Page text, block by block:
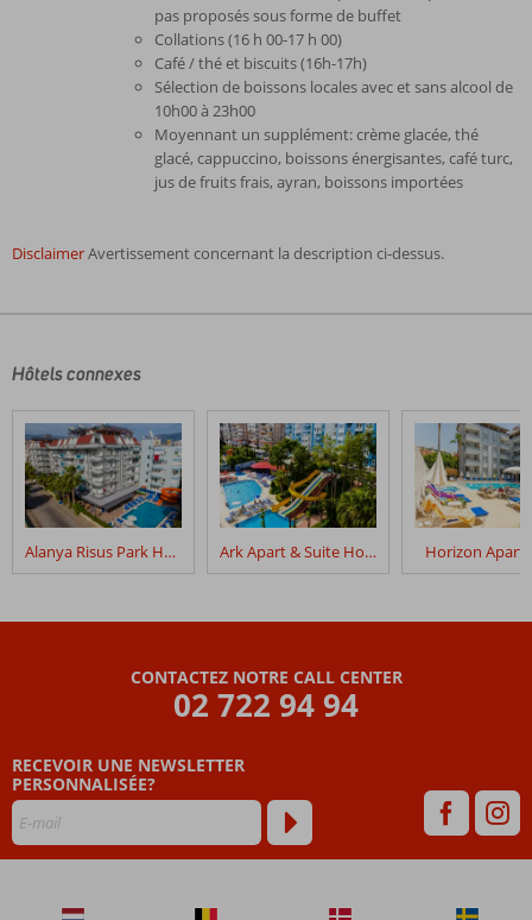
pas proposés sous forme de buffet
Collations (16 h 00-17 h 00)
Café / thé et biscuits (16h-17h)
Sélection de boissons locales avec et sans alcool de
10h00 à 23h00
Moyennant un supplément: crème glacée, thé
glacé, cappuccino, boissons énergisantes, café turc,
jus de fruits frais, ayran, boissons importées
DisclaimerAvertissement concernant la description ci-dessus.
écrits
nos
clients
après
leur
séjour
Sifalar
de
48
sont
affichés
Hôtels connexes
Alanya Risus Park Hotel Ark Apart & Suite Hotel Horizon
CONTACTEZ NOTRE CALL CENTER
02 722 94 94
RECEVOIR UNE NEWSLETTER
PERSONNALISÉE?